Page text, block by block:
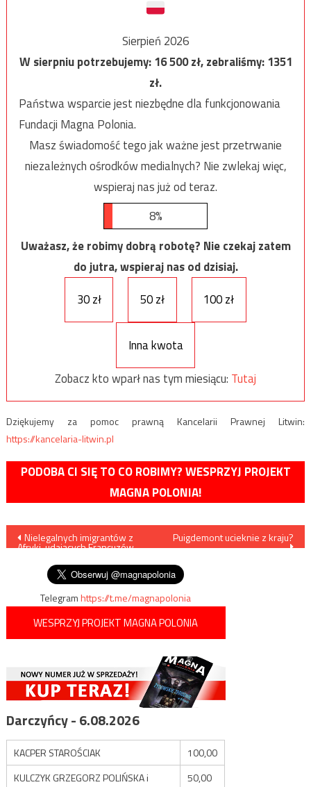
Sierpień 2026
W sierpniu potrzebujemy:16 500zł, zebraliśmy:1351
zł.
Państwa wsparcie jest niezbędne dla funkcjonowania
Fundacji Magna Polonia.
Masz świadomość tego jak ważne jest przetrwanie
niezależnych ośrodków medialnych? Nie zwlekaj więc,
wspieraj nas już od teraz.
8%
Uważasz, że robimy dobrą robotę? Nie czekaj zatem
do jutra, wspieraj nas od dzisiaj.
30 zł
50 zł 100 zł
Inna kwota
Zobacz kto wparł nas tym miesiącu: Tutaj
Dziękujemy za pomoc prawną Kancelarii Prawnej Litwin:
https://kancelaria-litwin.pl
PODOBA CI SIĘ TO CO ROBIMY? WESPRZYJ PROJEKT
MAGNA POLONIA!
Nawigacja
wpisu
Nielegalnych imigrantów z
Afryki, udających Francuzów,
Puigdemont ucieknie z kraju?
Telegramhttps://t.me/magnapolonia
WESPRZYJ PROJEKT MAGNA POLONIA
Darczyńcy - 6.08.2026
KACPER STAROŚCIAK
100,00
KULCZYK GRZEGORZ POLIŃSKA i
50,00